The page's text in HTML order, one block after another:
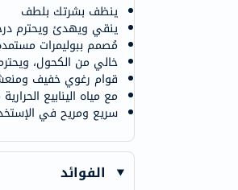
ينظف بشرتك بلطف
ينقي ويهدئ ويحترم
مُصمم ببوليمرات
خالي من الكحول،
قوام رغوي خفيف
مع مياه الينابيع
سريع ومريح في
الفوائد